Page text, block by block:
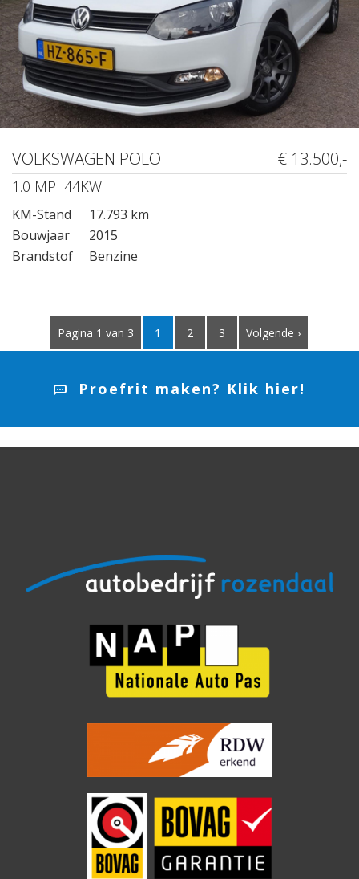
VOLKSWAGEN POLO € 13.500,-
1.0 MPI 44KW
KM-Stand
17.793 km
Bouwjaar
2015
Brandstof
Benzine
Pagina 1 van 3 1 2 3 Volgende ›
Proefrit maken? Klik hier!